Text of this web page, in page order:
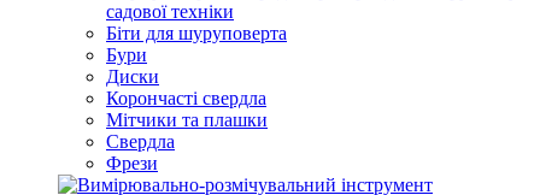
садової техніки
Біти для шуруповерта
Бури
Диски
Корончасті свердла
Мітчики та плашки
Свердла
Фрези